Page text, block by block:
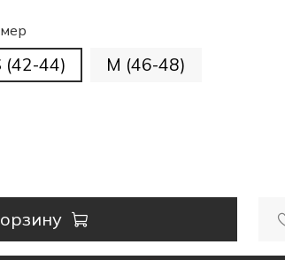
(42-44) M (46-48)